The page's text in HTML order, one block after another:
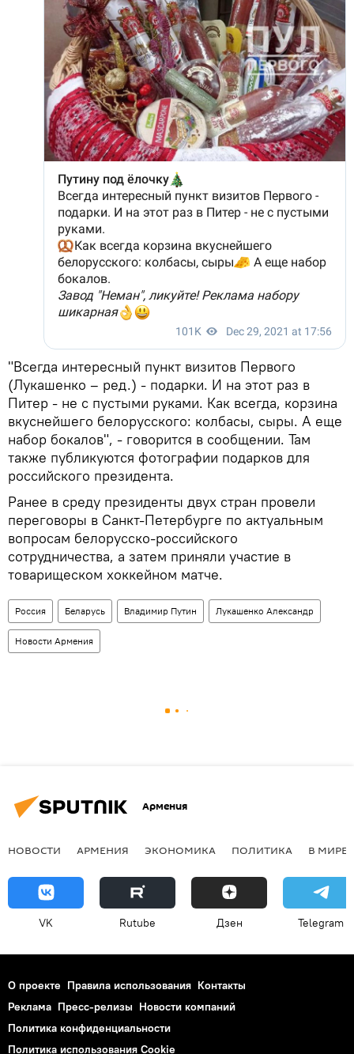
"Всегда интересный пункт визитов Первого
(Лукашенко – ред.) - подарки. И на этот раз в
Питер - не с пустыми руками. Как всегда, корзина
вкуснейшего белорусского: колбасы, сыры. А еще
набор бокалов", - говорится в сообщении. Там
также публикуются фотографии подарков для
российского президента.
Ранее в среду президенты двух стран провели
переговоры в Санкт-Петербурге по актуальным
вопросам белорусско-российского
сотрудничества, а затем приняли участие в
товарищеском хоккейном матче.
Россия Беларусь Владимир Путин Лукашенко Александр
Новости Армения
Армения
НОВОСТИ АРМЕНИЯ ЭКОНОМИКА ПОЛИТИКА В МИРЕ
VK Rutube Дзен Telegram
О проекте Правила использования Контакты
Реклама Пресс-релизы Новости компаний
Политика конфиденциальности
Политика использования Cookie